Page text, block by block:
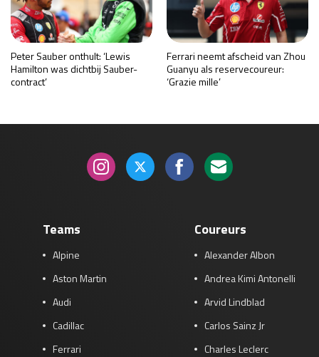
Peter Sauber onthult: ‘Lewis
Hamilton was dichtbij Sauber-
contract’
Ferrari neemt afscheid van Zhou
Guanyu als reservecoureur:
‘Grazie mille’
Teams
Alpine
Aston Martin
Audi
Cadillac
Ferrari
Coureurs
Alexander Albon
Andrea Kimi Antonelli
Arvid Lindblad
Carlos Sainz Jr
Charles Leclerc